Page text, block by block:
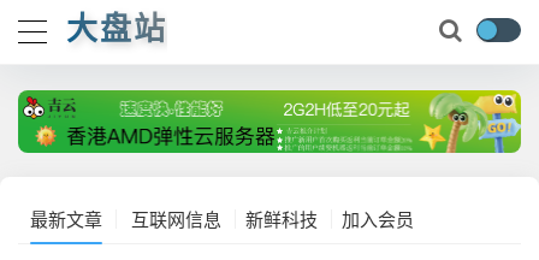
大盘站
最新文章 互联网信息 新鲜科技 加入会员